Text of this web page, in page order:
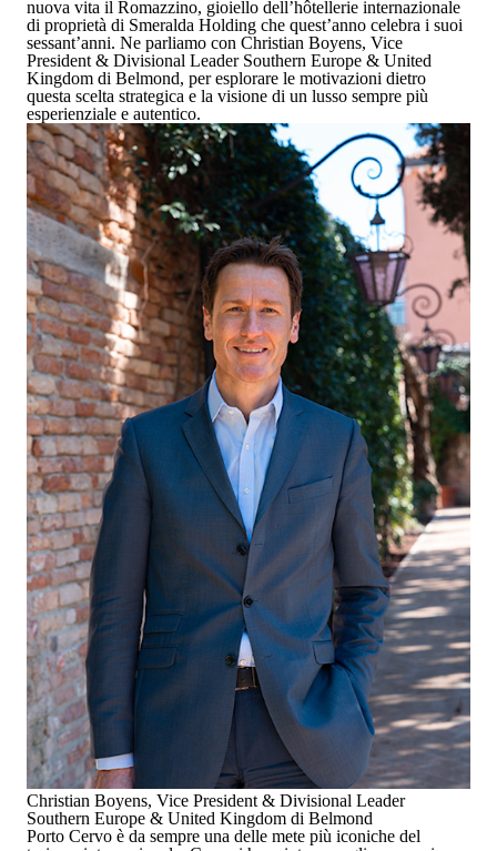
nuova vita il Romazzino, gioiello dell’hôtellerie internazionale
di proprietà di Smeralda Holding che quest’anno celebra i suoi
sessant’anni. Ne parliamo con Christian Boyens, Vice
President & Divisional Leader Southern Europe & United
Kingdom di Belmond, per esplorare le motivazioni dietro
questa scelta strategica e la visione di un lusso sempre più
esperienziale e autentico.
Christian Boyens, Vice President & Divisional Leader
Southern Europe & United Kingdom di Belmond
Porto Cervo è da sempre una delle mete più iconiche del